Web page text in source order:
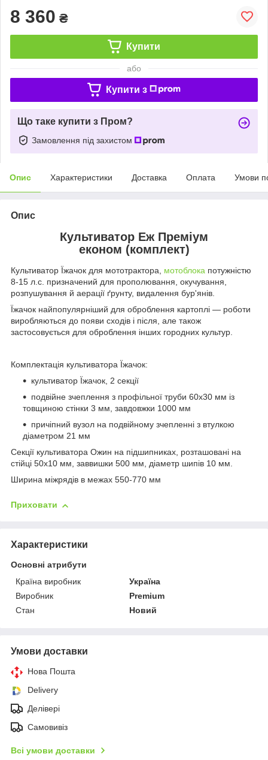
8 360 ₴
Купити
або
Купити з
Що таке купити з Пром?
Замовлення під захистом
Опис Характеристики Доставка Оплата Умови
Опис
Культиватор Еж Преміум
економ (комплект)
Культиватор Їжачок для мототрактора, мотоблока потужністю
8-15 л.с. призначений для прополювання, окучування,
розпушування й аерації ґрунту, видалення бур'янів.
Їжачок найпопулярніший для оброблення картоплі — роботи
виробляються до появи сходів і після, але також
застосовується для оброблення інших городних культур.
Комплектація культиватора Їжачок:
культиватор Їжачок, 2 секції
подвійне зчеплення з профільної труби 60х30 мм із
товщиною стінки 3 мм, завдовжки 1000 мм
причіпний вузол на подвійному зчепленні з втулкою
діаметром 21 мм
Секції культиватора Ожин на підшипниках, розташовані на
стійці 50х10 мм, заввишки 500 мм, діаметр шипів 10 мм.
Ширина міжрядів в межах 550-770 мм
Приховати
Характеристики
Основні атрибути
Країна виробник
Україна
Виробник
Premium
Стан
Новий
Умови доставки
Нова Пошта
Delivery
Делівері
Самовивіз
Всі умови доставки